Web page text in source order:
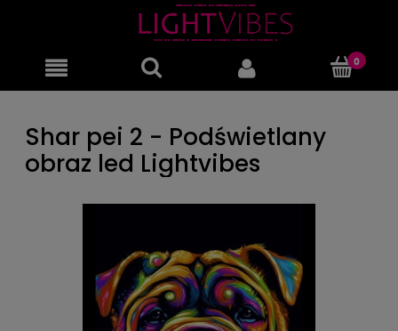
Shar pei 2 - Podświetlany
obraz led Lightvibes